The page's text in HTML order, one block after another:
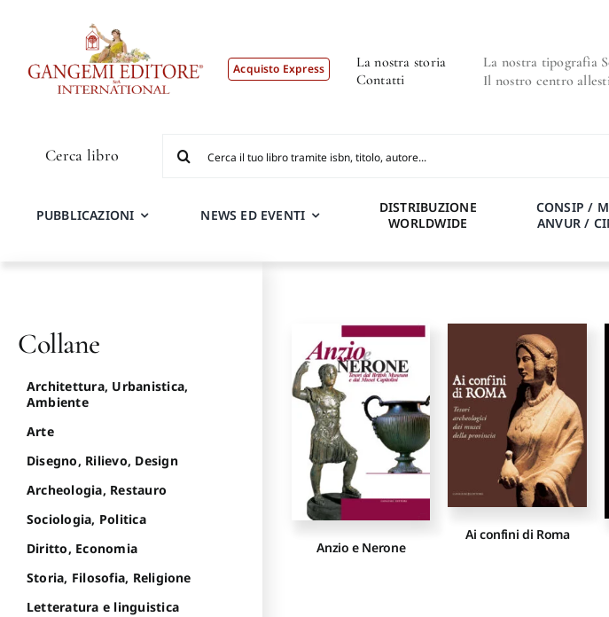
Acquisto Express
La nostra storia
Contatti
La nostra tipografia
Il nostro centro
Cerca libro
per:
PUBBLICAZIONI NEWS ED EVENTI
DISTRIBUZIONE
WORLDWIDE
CONSIP /
ANVUR /
Anzio e Nerone
Ai confini di Roma
Collane
Architettura, Urbanistica,
Ambiente
Arte
Disegno, Rilievo, Design
Archeologia, Restauro
Sociologia, Politica
Diritto, Economia
Storia, Filosofia, Religione
Letteratura e linguistica